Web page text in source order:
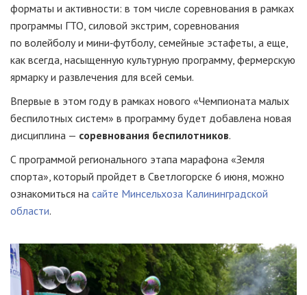
форматы и активности: в том числе соревнования в рамках
программы ГТО, силовой экстрим, соревнования
по волейболу и мини‑футболу, семейные эстафеты, а еще,
как всегда, насыщенную культурную программу, фермерскую
ярмарку и развлечения для всей семьи.
Впервые в этом году в рамках нового «Чемпионата малых
беспилотных систем» в программу будет добавлена новая
дисциплина — соревнования беспилотников.
С программой регионального этапа марафона «Земля
спорта», который пройдет в Светлогорске 6 июня, можно
ознакомиться на сайте Минсельхоза Калининградской
области.